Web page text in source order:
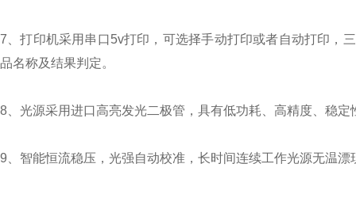
7、打印机采用串口5v打印，可选择手动打印或者自动打印，
品名称及结果判定。
8、光源采用进口高亮发光二极管，具有低功耗、高精度、稳
9、智能恒流稳压，光强自动校准，长时间连续工作光源无温漂